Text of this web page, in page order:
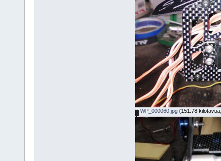
WP_000060.jpg(151.78